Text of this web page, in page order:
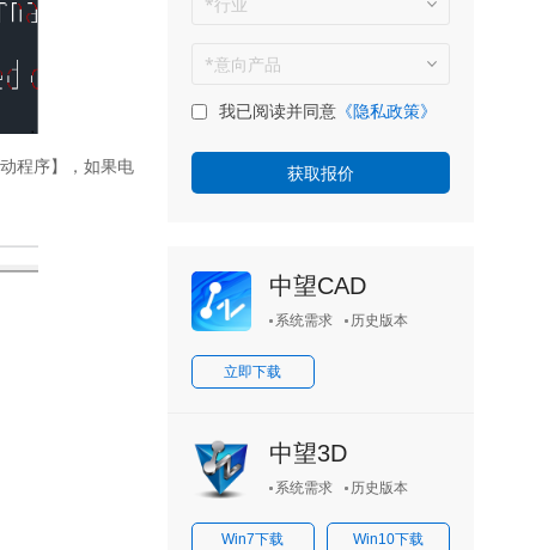
程序】，如果电
我已阅读并同意 《隐私政策》
中望CAD
系统需求 历史版本
立即下载
中望3D
系统需求 历史版本
Win7下载 Win10下载